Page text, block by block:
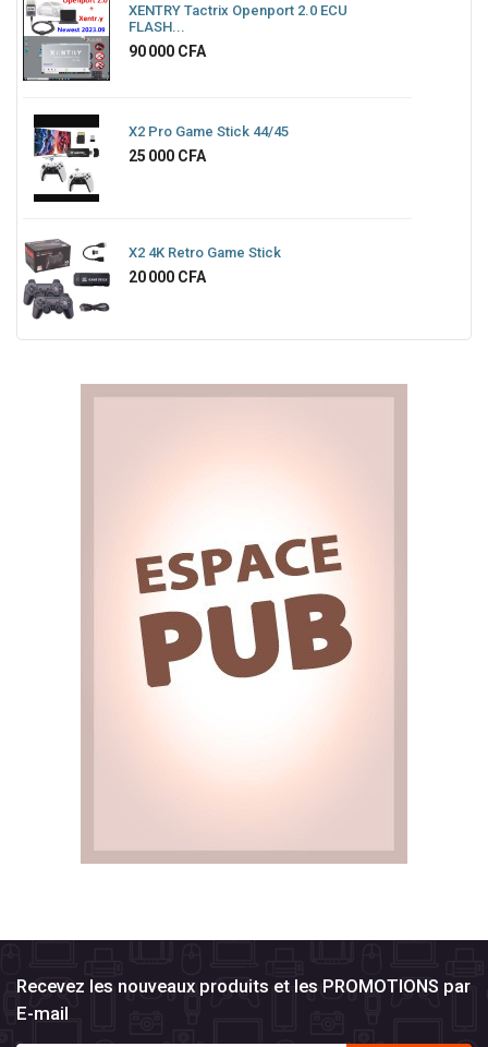
XENTRY Tactrix Openport 2.0 ECU
FLASH...
Prix
90 000 CFA
X2 Pro Game Stick 44/45
Prix
25 000 CFA
X2 4K Retro Game Stick
Prix
20 000 CFA
Recevez les nouveaux produits et les PROMOTIONS par
E-mail